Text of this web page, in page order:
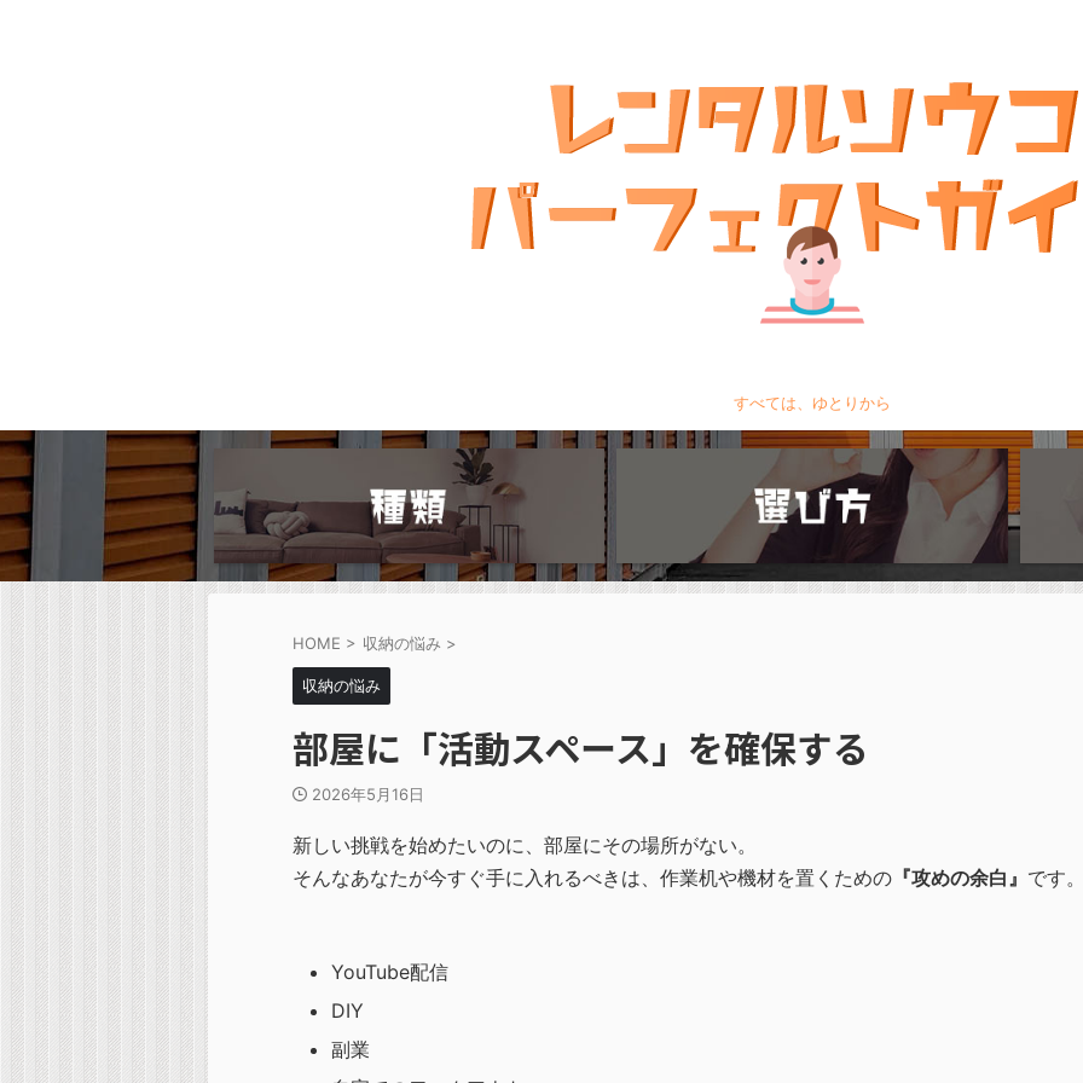
すべては、ゆとりから
HOME > 収納の悩み >
収納の悩み
部屋に「活動スペース」を確保する
2026年5月16日
新しい挑戦を始めたいのに、部屋にその場所がない。
そんなあなたが今すぐ手に入れるべきは、作業机や機材を置くための 『攻めの余白』 です
YouTube配信
DIY
副業